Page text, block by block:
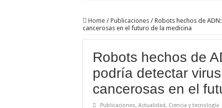
Actividad bancaria sigue limitada en La Guaira
Científicos argentinos encuentran un VHS
Balance oficial de los sismos en Venezuela
Fernando Muslera asumió la responsabilidad
Terremotos en Venezuela dejan al menos 164
Home / Publicaciones / Robots hechos de
cancerosas en el futuro de la medicina
Robots hechos de
podría detectar
cancerosas en el
Publicaciones, Actualidad, Ciencia y tecnología